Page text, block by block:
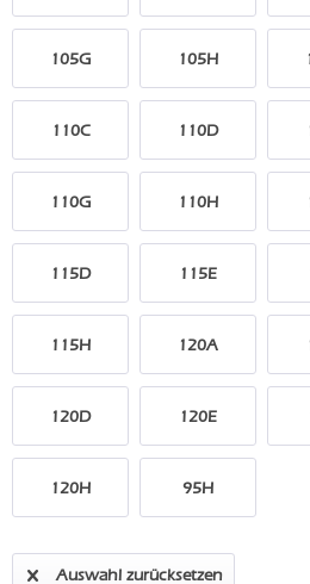
105G 105H
110C 110D
110G 110H
115D 115E
115H 120A
120D 120E
120H 95H
Auswahl zurücksetzen